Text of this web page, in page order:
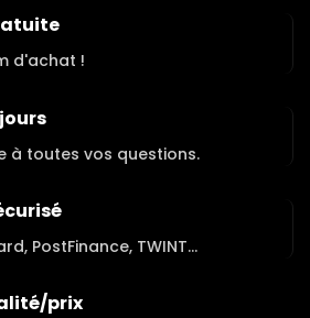
d'achat !
à toutes vos questions.
PostFinance, TWINT...
prix